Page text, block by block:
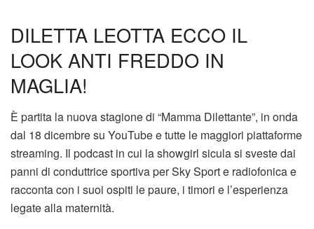
DILETTA LEOTTA ECCO IL
LOOK ANTI FREDDO IN
MAGLIA!
È partita la nuova stagione di “Mamma Dilettante”, in onda
dal 18 dicembre su YouTube e tutte le maggiori piattaforme
streaming. Il podcast in cui la showgirl sicula si sveste dai
panni di conduttrice sportiva per Sky Sport e radiofonica e
racconta con i suoi ospiti le paure, i timori e l’esperienza
legate alla maternità.